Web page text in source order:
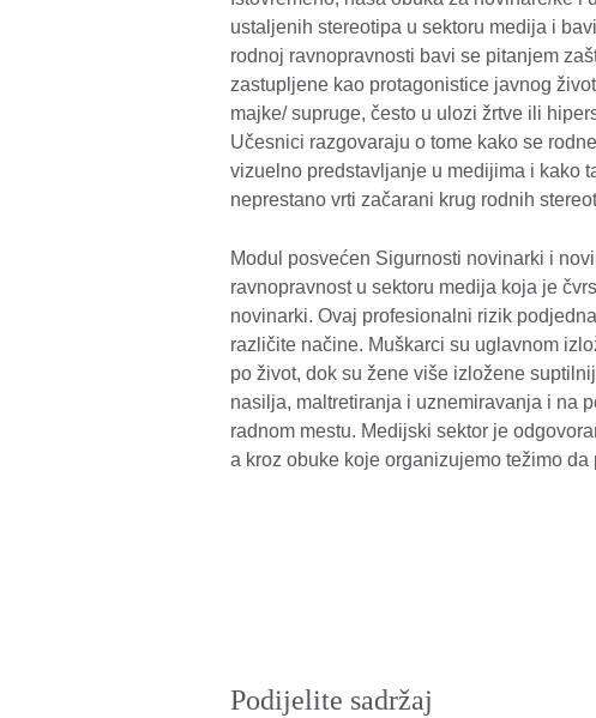
ustaljenih stereotipa u sektoru medija i
rodnoj ravnopravnosti bavi se pitanjem
zastupljene kao protagonistice javnog
majke/ supruge, često u ulozi žrtve ili
Učesnici razgovaraju o tome kako se
vizuelno predstavljanje u medijima i kako
neprestano vrti začarani krug rodnih
Modul posvećen Sigurnosti novinarki i
ravnopravnost u sektoru medija koja je
novinarki. Ovaj profesionalni rizik
različite načine. Muškarci su uglavnom
po život, dok su žene više izložene
nasilja, maltretiranja i uznemiravanja i na
radnom mestu. Medijski sektor je
a kroz obuke koje organizujemo težimo
Podijelite sadržaj